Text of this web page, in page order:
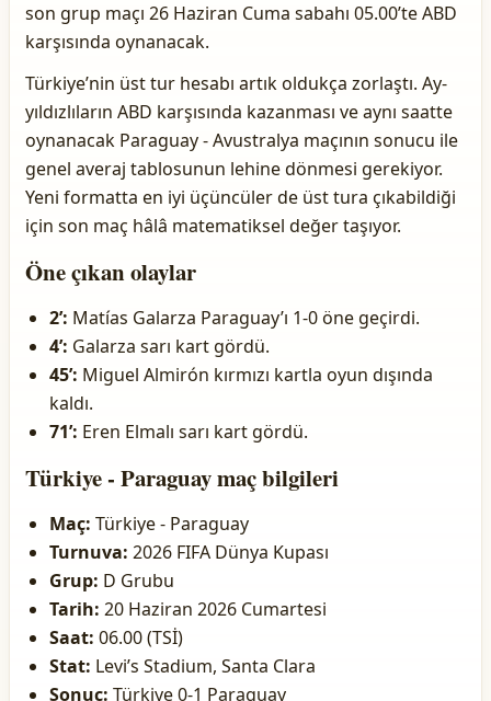
son grup maçı 26 Haziran Cuma sabahı 05.00’te ABD
karşısında oynanacak.
Türkiye’nin üst tur hesabı artık oldukça zorlaştı. Ay-
yıldızlıların ABD karşısında kazanması ve aynı saatte
oynanacak Paraguay - Avustralya maçının sonucu ile
genel averaj tablosunun lehine dönmesi gerekiyor.
Yeni formatta en iyi üçüncüler de üst tura çıkabildiği
için son maç hâlâ matematiksel değer taşıyor.
Öne çıkan olaylar
2’: Matías Galarza Paraguay’ı 1-0 öne geçirdi.
4’: Galarza sarı kart gördü.
45’: Miguel Almirón kırmızı kartla oyun dışında
kaldı.
71’: Eren Elmalı sarı kart gördü.
Türkiye - Paraguay maç bilgileri
Maç: Türkiye - Paraguay
Turnuva: 2026 FIFA Dünya Kupası
Grup: D Grubu
Tarih: 20 Haziran 2026 Cumartesi
Saat: 06.00 (TSİ)
Stat: Levi’s Stadium, Santa Clara
Sonuç: Türkiye 0-1 Paraguay